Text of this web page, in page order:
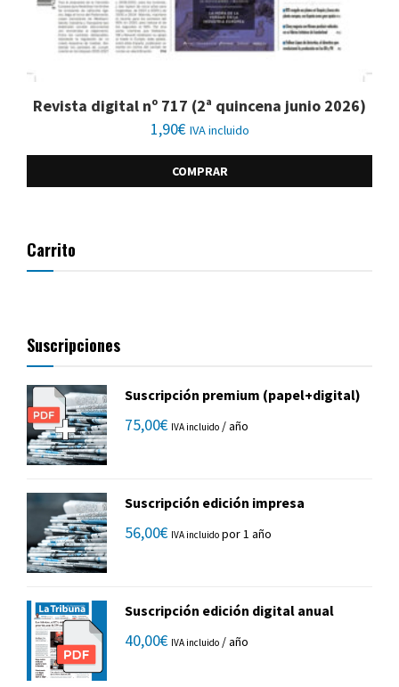
Revista digital nº 717 (2ª quincena junio 2026)
1,90€ IVA incluido
COMPRAR
Carrito
Suscripciones
Suscripción premium (papel+digital)
75,00€ IVA incluido / año
Suscripción edición impresa
56,00€ IVA incluido por 1 año
Suscripción edición digital anual
40,00€ IVA incluido / año